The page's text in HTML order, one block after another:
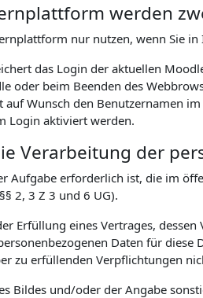
werden
nur nutzen, wenn Sie
das Login der aktuellen
oder beim Beenden des
auf Wunsch den Benutzernamen
Login aktiviert werden.
Verarbeitung der
Aufgabe erforderlich ist, die im
2, 3 Z 3 und 6 UG).
Erfüllung eines Vertrages,
Daten für
zu erfüllenden Verpflichtungen
Bildes und/oder der Angabe